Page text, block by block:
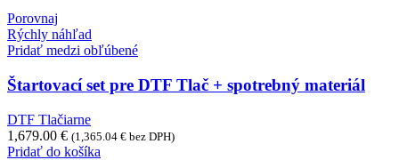
Porovnaj
Rýchly náhľad
Pridať medzi obľúbené
Štartovací set pre DTF Tlač + spotrebný materiál
DTF Tlačiarne
1,679.00 € (1,365.04 € bez DPH)
Pridať do košíka